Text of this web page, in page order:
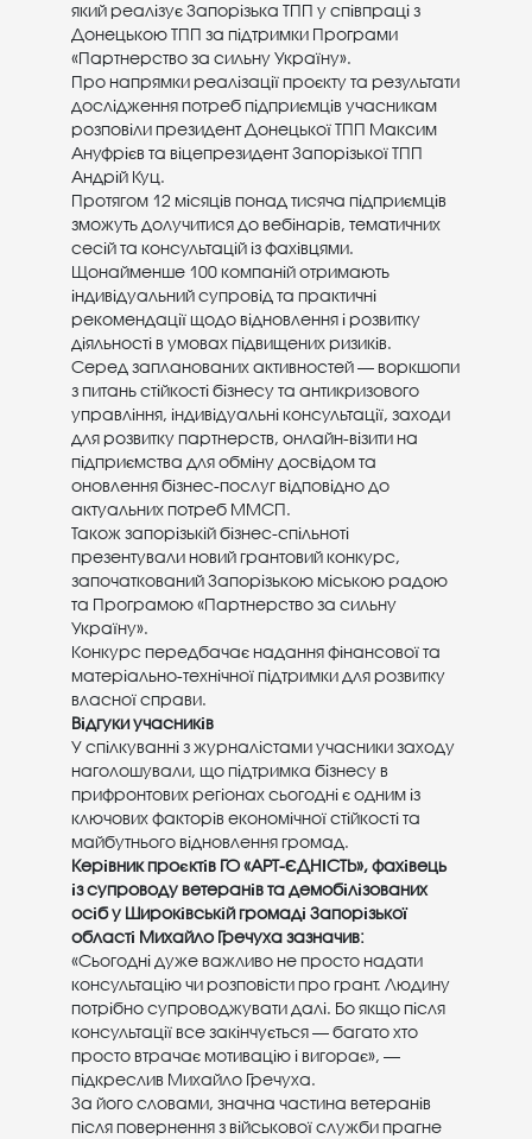
який реалізує Запорізька ТПП у співпраці з
Донецькою ТПП за підтримки Програми
«Партнерство за сильну Україну».
Про напрямки реалізації проєкту та результати
дослідження потреб підприємців учасникам
розповіли президент Донецької ТПП Максим
Ануфрієв та віцепрезидент Запорізької ТПП
Андрій Куц.
Протягом 12 місяців понад тисяча підприємців
зможуть долучитися до вебінарів, тематичних
сесій та консультацій із фахівцями.
Щонайменше 100 компаній отримають
індивідуальний супровід та практичні
рекомендації щодо відновлення і розвитку
діяльності в умовах підвищених ризиків.
Серед запланованих активностей — воркшопи
з питань стійкості бізнесу та антикризового
управління, індивідуальні консультації, заходи
для розвитку партнерств, онлайн-візити на
підприємства для обміну досвідом та
оновлення бізнес-послуг відповідно до
актуальних потреб ММСП.
Також запорізькій бізнес-спільноті
презентували новий грантовий конкурс,
започаткований Запорізькою міською радою
та Програмою «Партнерство за сильну
Україну».
Конкурс передбачає надання фінансової та
матеріально-технічної підтримки для розвитку
власної справи.
Відгуки учасників
У спілкуванні з журналістами учасники заходу
наголошували, що підтримка бізнесу в
прифронтових регіонах сьогодні є одним із
ключових факторів економічної стійкості та
майбутнього відновлення громад.
Керівник проєктів ГО «АРТ-ЄДНІСТЬ», фахівець
із супроводу ветеранів та демобілізованих
осіб у Широківській громаді Запорізької
області Михайло Гречуха зазначив:
«Сьогодні дуже важливо не просто надати
консультацію чи розповісти про грант. Людину
потрібно супроводжувати далі. Бо якщо після
консультації все закінчується — багато хто
просто втрачає мотивацію і вигорає», —
підкреслив Михайло Гречуха.
За його словами, значна частина ветеранів
після повернення з військової служби прагне